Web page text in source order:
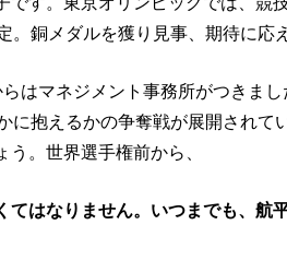
。銅メダルを獲り見事、期待に応
はマネジメント事務所がつきま
に抱えるかの争奪戦が展開されて
。世界選手権前から、
てはなりません。いつまでも、航